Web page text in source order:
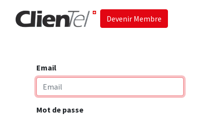
Devenir Membre
Email
Mot de passe